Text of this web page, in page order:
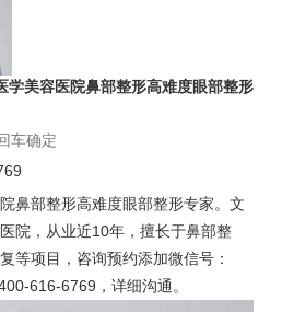
学美容医院鼻部整形高难度眼部整形
鼻部整形高难度眼部整形专家。文
院，从业近10年，擅长于鼻部整
等项目，咨询预约添加微信号：
616-6769，详细沟通。